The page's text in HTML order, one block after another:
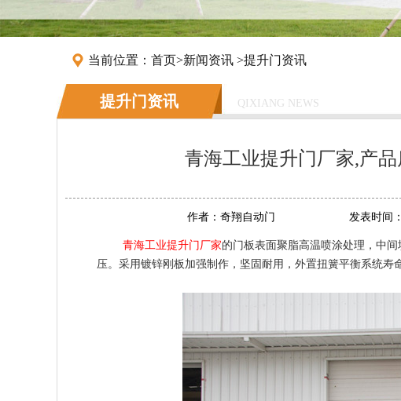
当前位置： 首页>新闻资讯 >提升门资讯
提升门资讯 QIXIANG NEWS
青海工业提升门厂家,产品
作者： 奇翔自动门 发表时间：
青海工业提升门厂家的门板表面聚脂高温喷涂处理，中
压。采用镀锌刚板加强制作，坚固耐用，外置扭簧平衡系统寿